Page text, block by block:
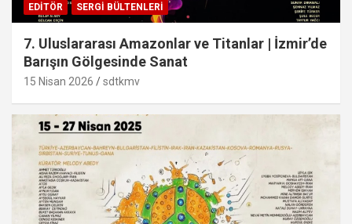
EDITÖR SERGI BÜLTENLERI
7. Uluslararası Amazonlar ve Titanlar | İzmir’de
Barışın Gölgesinde Sanat
15 Nisan 2026 sdtkmv